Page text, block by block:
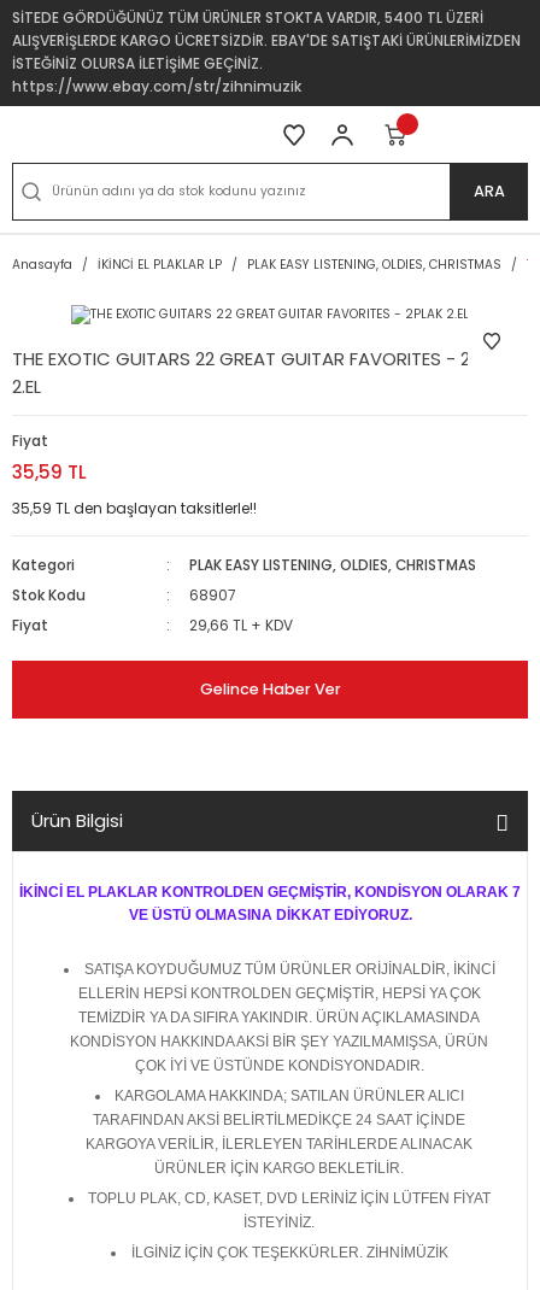
SİTEDE GÖRDÜĞÜNÜZ TÜM ÜRÜNLER STOKTA VARDIR, 5400 TL ÜZERİ
ALIŞVERİŞLERDE KARGO ÜCRETSİZDİR. EBAY'DE SATIŞTAKİ ÜRÜNLERİMİZDEN
İSTEĞİNİZ OLURSA İLETİŞİME GEÇİNİZ.
https://www.ebay.com/str/zihnimuzik
ARA
Anasayfa İKİNCİ EL PLAKLAR LP PLAK EASY LISTENING, OLDIES, CHRISTMAS
THE EXOTIC GUITARS 22 GREAT GUITAR FAVORITES - 2PLAK
2.EL
Fiyat
35,59 TL
35,59 TL den başlayan taksitlerle!!
Kategori
PLAK EASY LISTENING, OLDIES, CHRISTMAS
Stok Kodu
68907
Fiyat
29,66 TL + KDV
Gelince Haber Ver
Ürün Bilgisi
İKİNCİ EL PLAKLAR KONTROLDEN GEÇMİŞTİR, KONDİSYON OLARAK 7
VE ÜSTÜ OLMASINA DİKKAT EDİYORUZ.
SATIŞA KOYDUĞUMUZ TÜM ÜRÜNLER ORİJİNALDİR, İKİNCİ
ELLERİN HEPSİ KONTROLDEN GEÇMİŞTİR, HEPSİ YA ÇOK
TEMİZDİR YA DA SIFIRA YAKINDIR. ÜRÜN AÇIKLAMASINDA
KONDİSYON HAKKINDA AKSİ BİR ŞEY YAZILMAMIŞSA, ÜRÜN
ÇOK İYİ VE ÜSTÜNDE KONDİSYONDADIR.
KARGOLAMA HAKKINDA; SATILAN ÜRÜNLER ALICI
TARAFINDAN AKSİ BELİRTİLMEDİKÇE 24 SAAT İÇİNDE
KARGOYA VERİLİR, İLERLEYEN TARİHLERDE ALINACAK
ÜRÜNLER İÇİN KARGO BEKLETİLİR.
TOPLU PLAK, CD, KASET, DVD LERİNİZ İÇİN LÜTFEN FİYAT
İSTEYİNİZ.
İLGİNİZ İÇİN ÇOK TEŞEKKÜRLER. ZİHNİMÜZİK